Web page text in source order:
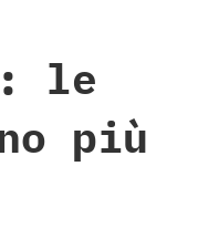
le
più